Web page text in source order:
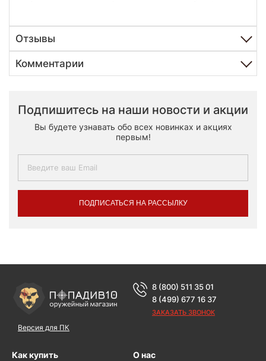
Отзывы
Комментарии
Подпишитесь на наши новости и акции
Вы будете узнавать обо всех новинках и акциях
первым!
ПОДПИСАТЬСЯ НА РАССЫЛКУ
Версия для ПК
8 (800) 511 35 01
8 (499) 677 16 37
ЗАКАЗАТЬ ЗВОНОК
Как купить О нас